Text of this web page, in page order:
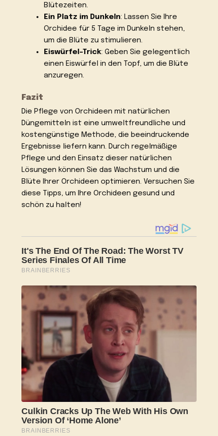
Blütezeiten.
Ein Platz im Dunkeln: Lassen Sie Ihre
Orchidee für 5 Tage im Dunkeln stehen,
um die Blüte zu stimulieren.
Eiswürfel-Trick: Geben Sie gelegentlich
einen Eiswürfel in den Topf, um die Blüte
anzuregen.
Fazit
Die Pflege von Orchideen mit natürlichen
Düngemitteln ist eine umweltfreundliche und
kostengünstige Methode, die beeindruckende
Ergebnisse liefern kann. Durch regelmäßige
Pflege und den Einsatz dieser natürlichen
Lösungen können Sie das Wachstum und die
Blüte Ihrer Orchideen optimieren. Versuchen Sie
diese Tipps, um Ihre Orchideen gesund und
schön zu halten!